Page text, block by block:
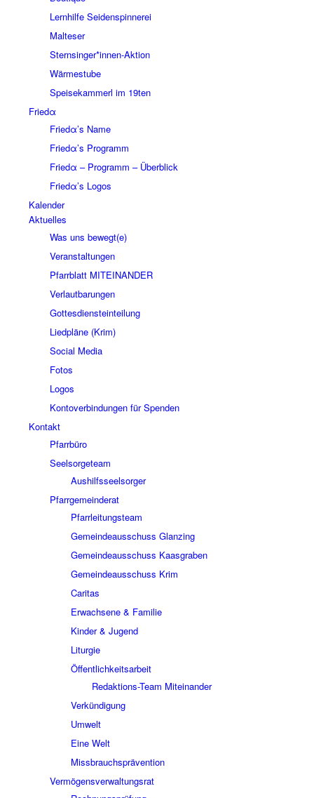
Lernhilfe Seidenspinnerei
Malteser
Sternsinger*innen-Aktion
Wärmestube
Speisekammerl im 19ten
Friedα
Friedα’s Name
Friedα’s Programm
Friedα – Programm – Überblick
Friedα’s Logos
Kalender
Aktuelles
Was uns bewegt(e)
Veranstaltungen
Pfarrblatt MITEINANDER
Verlautbarungen
Gottesdiensteinteilung
Liedpläne (Krim)
Social Media
Fotos
Logos
Kontoverbindungen für Spenden
Kontakt
Pfarrbüro
Seelsorgeteam
Aushilfsseelsorger
Pfarrgemeinderat
Pfarrleitungsteam
Gemeindeausschuss Glanzing
Gemeindeausschuss Kaasgraben
Gemeindeausschuss Krim
Caritas
Erwachsene & Familie
Kinder & Jugend
Liturgie
Öffentlichkeitsarbeit
Redaktions-Team Miteinander
Verkündigung
Umwelt
Eine Welt
Missbrauchsprävention
Vermögensverwaltungsrat